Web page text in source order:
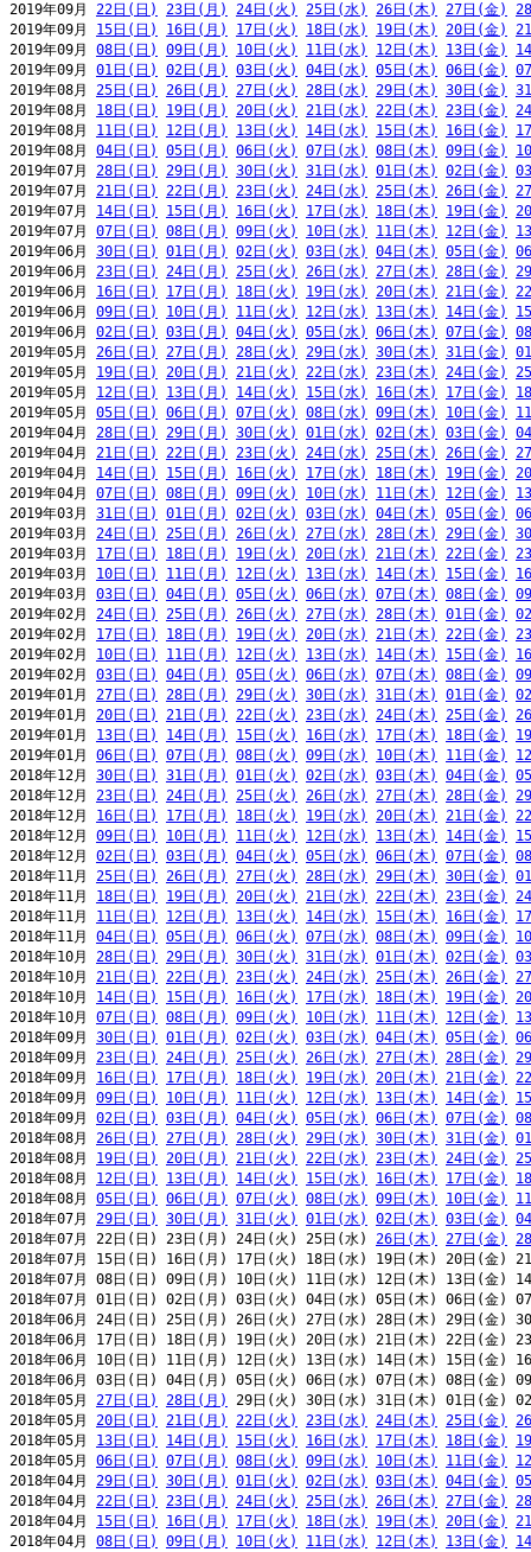
2019年09月 22日(日) 23日(月) 24日(火) 25日(水) 26日(木) 27日(金)
2019年09月 15日(日) 16日(月) 17日(火) 18日(水) 19日(木) 20日(金)
2019年09月 08日(日) 09日(月) 10日(火) 11日(水) 12日(木) 13日(金)
2019年09月 01日(日) 02日(月) 03日(火) 04日(水) 05日(木) 06日(金)
2019年08月 25日(日) 26日(月) 27日(火) 28日(水) 29日(木) 30日(金)
2019年08月 18日(日) 19日(月) 20日(火) 21日(水) 22日(木) 23日(金)
2019年08月 11日(日) 12日(月) 13日(火) 14日(水) 15日(木) 16日(金)
2019年08月 04日(日) 05日(月) 06日(火) 07日(水) 08日(木) 09日(金)
2019年07月 28日(日) 29日(月) 30日(火) 31日(水) 01日(木) 02日(金)
2019年07月 21日(日) 22日(月) 23日(火) 24日(水) 25日(木) 26日(金)
2019年07月 14日(日) 15日(月) 16日(火) 17日(水) 18日(木) 19日(金)
2019年07月 07日(日) 08日(月) 09日(火) 10日(水) 11日(木) 12日(金)
2019年06月 30日(日) 01日(月) 02日(火) 03日(水) 04日(木) 05日(金)
2019年06月 23日(日) 24日(月) 25日(火) 26日(水) 27日(木) 28日(金)
2019年06月 16日(日) 17日(月) 18日(火) 19日(水) 20日(木) 21日(金)
2019年06月 09日(日) 10日(月) 11日(火) 12日(水) 13日(木) 14日(金)
2019年06月 02日(日) 03日(月) 04日(火) 05日(水) 06日(木) 07日(金)
2019年05月 26日(日) 27日(月) 28日(火) 29日(水) 30日(木) 31日(金)
2019年05月 19日(日) 20日(月) 21日(火) 22日(水) 23日(木) 24日(金)
2019年05月 12日(日) 13日(月) 14日(火) 15日(水) 16日(木) 17日(金)
2019年05月 05日(日) 06日(月) 07日(火) 08日(水) 09日(木) 10日(金)
2019年04月 28日(日) 29日(月) 30日(火) 01日(水) 02日(木) 03日(金)
2019年04月 21日(日) 22日(月) 23日(火) 24日(水) 25日(木) 26日(金)
2019年04月 14日(日) 15日(月) 16日(火) 17日(水) 18日(木) 19日(金)
2019年04月 07日(日) 08日(月) 09日(火) 10日(水) 11日(木) 12日(金)
2019年03月 31日(日) 01日(月) 02日(火) 03日(水) 04日(木) 05日(金)
2019年03月 24日(日) 25日(月) 26日(火) 27日(水) 28日(木) 29日(金)
2019年03月 17日(日) 18日(月) 19日(火) 20日(水) 21日(木) 22日(金)
2019年03月 10日(日) 11日(月) 12日(火) 13日(水) 14日(木) 15日(金)
2019年03月 03日(日) 04日(月) 05日(火) 06日(水) 07日(木) 08日(金)
2019年02月 24日(日) 25日(月) 26日(火) 27日(水) 28日(木) 01日(金)
2019年02月 17日(日) 18日(月) 19日(火) 20日(水) 21日(木) 22日(金)
2019年02月 10日(日) 11日(月) 12日(火) 13日(水) 14日(木) 15日(金)
2019年02月 03日(日) 04日(月) 05日(火) 06日(水) 07日(木) 08日(金)
2019年01月 27日(日) 28日(月) 29日(火) 30日(水) 31日(木) 01日(金)
2019年01月 20日(日) 21日(月) 22日(火) 23日(水) 24日(木) 25日(金)
2019年01月 13日(日) 14日(月) 15日(火) 16日(水) 17日(木) 18日(金)
2019年01月 06日(日) 07日(月) 08日(火) 09日(水) 10日(木) 11日(金)
2018年12月 30日(日) 31日(月) 01日(火) 02日(水) 03日(木) 04日(金)
2018年12月 23日(日) 24日(月) 25日(火) 26日(水) 27日(木) 28日(金)
2018年12月 16日(日) 17日(月) 18日(火) 19日(水) 20日(木) 21日(金)
2018年12月 09日(日) 10日(月) 11日(火) 12日(水) 13日(木) 14日(金)
2018年12月 02日(日) 03日(月) 04日(火) 05日(水) 06日(木) 07日(金)
2018年11月 25日(日) 26日(月) 27日(火) 28日(水) 29日(木) 30日(金)
2018年11月 18日(日) 19日(月) 20日(火) 21日(水) 22日(木) 23日(金)
2018年11月 11日(日) 12日(月) 13日(火) 14日(水) 15日(木) 16日(金)
2018年11月 04日(日) 05日(月) 06日(火) 07日(水) 08日(木) 09日(金)
2018年10月 28日(日) 29日(月) 30日(火) 31日(水) 01日(木) 02日(金)
2018年10月 21日(日) 22日(月) 23日(火) 24日(水) 25日(木) 26日(金)
2018年10月 14日(日) 15日(月) 16日(火) 17日(水) 18日(木) 19日(金)
2018年10月 07日(日) 08日(月) 09日(火) 10日(水) 11日(木) 12日(金)
2018年09月 30日(日) 01日(月) 02日(火) 03日(水) 04日(木) 05日(金)
2018年09月 23日(日) 24日(月) 25日(火) 26日(水) 27日(木) 28日(金)
2018年09月 16日(日) 17日(月) 18日(火) 19日(水) 20日(木) 21日(金)
2018年09月 09日(日) 10日(月) 11日(火) 12日(水) 13日(木) 14日(金)
2018年09月 02日(日) 03日(月) 04日(火) 05日(水) 06日(木) 07日(金)
2018年08月 26日(日) 27日(月) 28日(火) 29日(水) 30日(木) 31日(金)
2018年08月 19日(日) 20日(月) 21日(火) 22日(水) 23日(木) 24日(金)
2018年08月 12日(日) 13日(月) 14日(火) 15日(水) 16日(木) 17日(金)
2018年08月 05日(日) 06日(月) 07日(火) 08日(水) 09日(木) 10日(金)
2018年07月 29日(日) 30日(月) 31日(火) 01日(水) 02日(木) 03日(金)
2018年07月 22日(日) 23日(月) 24日(火) 25日(水) 26日(木) 27日(金)
2018年07月 15日(日) 16日(月) 17日(火) 18日(水) 19日(木) 20日(金)
2018年07月 08日(日) 09日(月) 10日(火) 11日(水) 12日(木) 13日(金)
2018年07月 01日(日) 02日(月) 03日(火) 04日(水) 05日(木) 06日(金)
2018年06月 24日(日) 25日(月) 26日(火) 27日(水) 28日(木) 29日(金)
2018年06月 17日(日) 18日(月) 19日(火) 20日(水) 21日(木) 22日(金)
2018年06月 10日(日) 11日(月) 12日(火) 13日(水) 14日(木) 15日(金)
2018年06月 03日(日) 04日(月) 05日(火) 06日(水) 07日(木) 08日(金)
2018年05月 27日(日) 28日(月)
29日(火) 30日(水) 31日(木) 01日(金)
2018年05月 20日(日) 21日(月) 22日(火) 23日(水) 24日(木) 25日(金)
2018年05月 13日(日) 14日(月) 15日(火) 16日(水) 17日(木) 18日(金)
2018年05月 06日(日) 07日(月) 08日(火) 09日(水) 10日(木) 11日(金)
2018年04月 29日(日) 30日(月) 01日(火) 02日(水) 03日(木) 04日(金)
2018年04月 22日(日) 23日(月) 24日(火) 25日(水) 26日(木) 27日(金)
2018年04月 15日(日) 16日(月) 17日(火) 18日(水) 19日(木) 20日(金)
2018年04月 08日(日) 09日(月) 10日(火) 11日(水) 12日(木) 13日(金)